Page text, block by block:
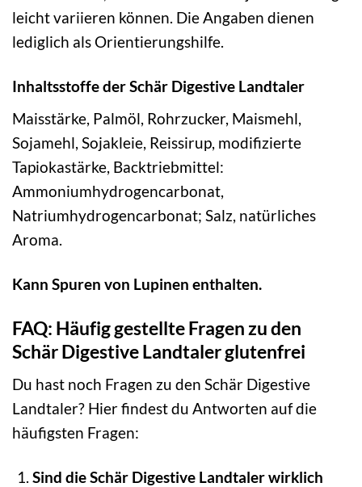
leicht variieren können. Die Angaben dienen
lediglich als Orientierungshilfe.
Inhaltsstoffe der Schär Digestive Landtaler
Maisstärke, Palmöl, Rohrzucker, Maismehl,
Sojamehl, Sojakleie, Reissirup, modifizierte
Tapiokastärke, Backtriebmittel:
Ammoniumhydrogencarbonat,
Natriumhydrogencarbonat; Salz, natürliches
Aroma.
Kann Spuren von Lupinen enthalten.
FAQ: Häufig gestellte Fragen zu den
Schär Digestive Landtaler glutenfrei
Du hast noch Fragen zu den Schär Digestive
Landtaler? Hier findest du Antworten auf die
häufigsten Fragen:
Sind die Schär Digestive Landtaler wirklich